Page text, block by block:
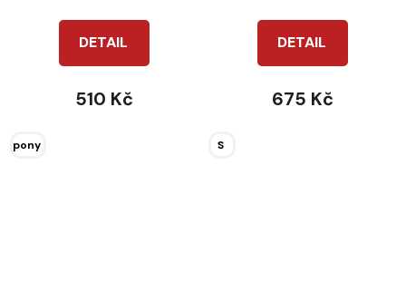
DETAIL
510 Kč
pony
DETAIL
675 Kč
S